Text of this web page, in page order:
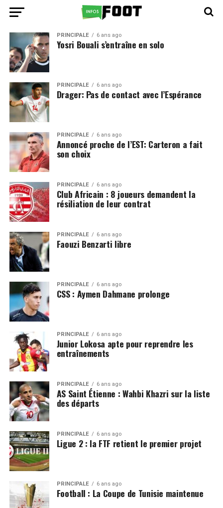
PRINCIPALE 6 ans ago
Yosri Bouali s’entraîne en solo
PRINCIPALE 6 ans ago
Drager: Pas de contact avec l’Espérance
PRINCIPALE 6 ans ago
Annoncé proche de l’EST: Carteron a fait
son choix
PRINCIPALE 6 ans ago
Club Africain : 8 joueurs demandent la
résiliation de leur contrat
PRINCIPALE 6 ans ago
Faouzi Benzarti libre
PRINCIPALE 6 ans ago
CSS : Aymen Dahmane prolonge
PRINCIPALE 6 ans ago
Junior Lokosa apte pour reprendre les
entraînements
PRINCIPALE 6 ans ago
AS Saint Étienne : Wahbi Khazri sur la liste
des départs
PRINCIPALE 6 ans ago
Ligue 2 : la FTF retient le premier projet
PRINCIPALE 6 ans ago
Football : La Coupe de Tunisie maintenue